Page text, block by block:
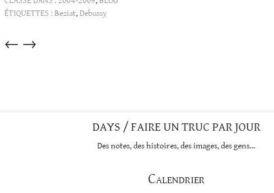
ÉTIQUETTES :Beziat,Debussy
Articles
→
←
DAYS / FAIRE UN TRUC PAR JOUR
Des notes, des histoires, des images, des gens…
Calendrier